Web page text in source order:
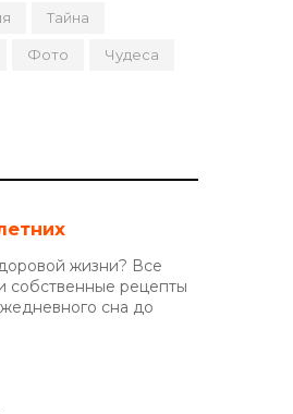
Тайна
Фото Чудеса
жизни? Все
собственные рецепты
сна до